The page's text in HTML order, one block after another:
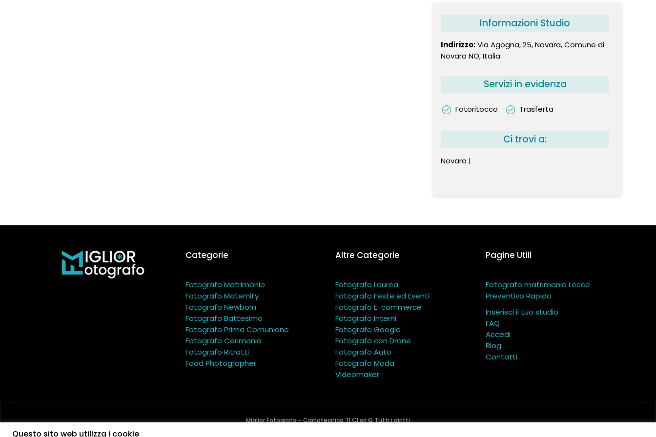
Informazioni Studio
Indirizzo:Via Agogna, 25, Novara, Comune di
Novara NO, Italia
Servizi in evidenza
Fotoritocco Trasferta
Ci trovi a:
Novara |
Categorie
Fotografo Matrimonio
Fotografo Maternity
Fotografo Newborn
Fotografo Battesimo
Fotografo Prima Comunione
Fotografo Cerimonia
Fotografo Ritratti
Food Photographer
Altre Categorie
Fotografo Laurea
Fotografo Feste ed Eventi
Fotografo E-commerce
Fotografo Interni
Fotografo Google
Fotografo con Drone
Fotografo Auto
Fotografo Moda
Videomaker
Pagine Utili
Fotografo matrimonio Lecce
Preventivo Rapido
Inserisci il tuo studio
FAQ
Accedi
Blog
Contatti
Miglior Fotografo – Cartotecnica TI.CI srl © Tutti i diritti
Questo sito web utilizza i cookie